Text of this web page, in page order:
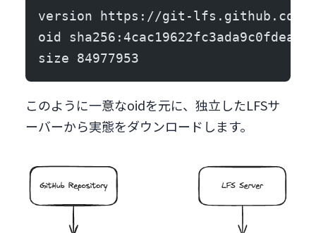
version https://git-lfs.github.com/
oid
size 84977953
このように一意なoidを元に、独立したLFSサ
ーバーから実態をダウンロードします。